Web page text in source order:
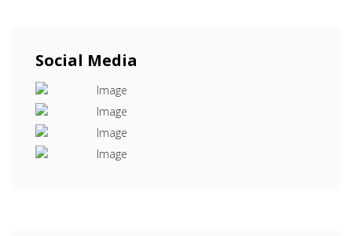
Social Media